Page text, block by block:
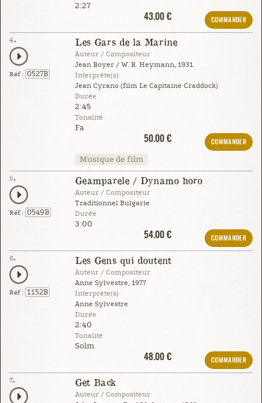
2:27
43.00 €
COMMANDER
4.
Réf : 0527B
Les Gars de la Marine
Auteur / Compositeur
Jean Boyer / W. R. Heymann, 1931
Interprète(s)
Jean Cyrano (film Le Capitaine Craddock)
Durée
2:45
Tonalité
Fa
50.00 €
COMMANDER
Musique de film
5.
Réf : 0549B
Geamparele / Dynamo horo
Auteur / Compositeur
Traditionnel Bulgarie
Durée
3:00
54.00 €
COMMANDER
6.
Réf : 1152B
Les Gens qui doutent
Auteur / Compositeur
Anne Sylvestre, 1977
Interprète(s)
Anne Sylvestre
Durée
2:40
Tonalité
Solm
48.00 €
COMMANDER
7. Get Back
Auteur / Compositeur